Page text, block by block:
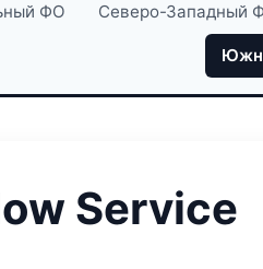
ФО Северо-Западный
Service